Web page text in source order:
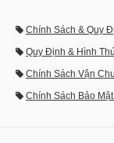
Chính Sách & Quy
Quy Định & Hình
Chính Sách Vận
Chính Sách Bảo